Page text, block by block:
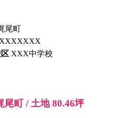
尾町
XXX中学校
尾町 / 土地 80.46坪